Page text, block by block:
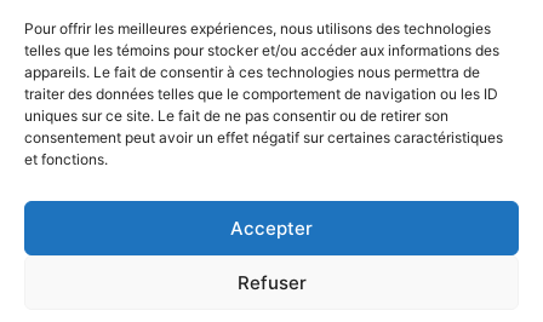
Pour offrir les meilleures expériences, nous utilisons des technologies
telles que les témoins pour stocker et/ou accéder aux informations des
appareils. Le fait de consentir à ces technologies nous permettra de
traiter des données telles que le comportement de navigation ou les ID
uniques sur ce site. Le fait de ne pas consentir ou de retirer son
consentement peut avoir un effet négatif sur certaines caractéristiques
et fonctions.
Accepter
Refuser
Les éditeurs
Les experts et collaborateurs